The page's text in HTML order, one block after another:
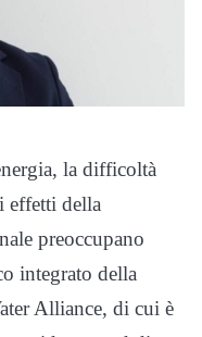
la difficoltà
effetti della
preoccupano
integrato della
Alliance, di cui è